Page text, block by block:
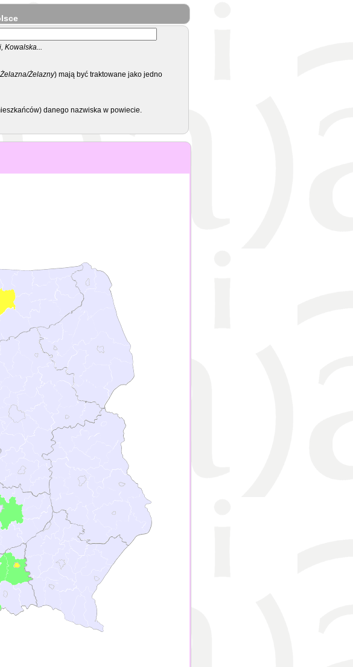
Kowalska...
Żelazny) mają być traktowane jako jedno
danego nazwiska w powiecie.